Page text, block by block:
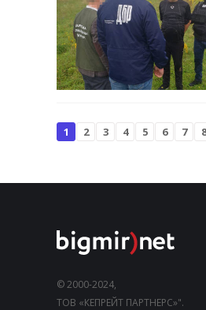
1 2 3 4 5 6 7 8
© 2000-2024,
ТОВ «КЕПРЕЙТ ПАРТНЕРС»".